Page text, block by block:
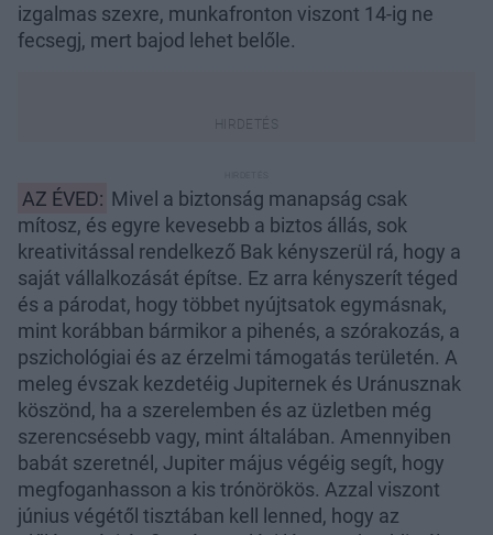
izgalmas szexre, munkafronton viszont 14-ig ne
fecsegj, mert bajod lehet belőle.
AZ ÉVED: Mivel a biztonság manapság csak
mítosz, és egyre kevesebb a biztos állás, sok
kreativitással rendelkező Bak kényszerül rá, hogy a
saját vállalkozását építse. Ez arra kényszerít téged
és a párodat, hogy többet nyújtsatok egymásnak,
mint korábban bármikor a pihenés, a szórakozás, a
pszichológiai és az érzelmi támogatás területén. A
meleg évszak kezdetéig Jupiternek és Uránusznak
köszönd, ha a szerelemben és az üzletben még
szerencsésebb vagy, mint általában. Amennyiben
babát szeretnél, Jupiter május végéig segít, hogy
megfoganhasson a kis trónörökös. Azzal viszont
június végétől tisztában kell lenned, hogy az